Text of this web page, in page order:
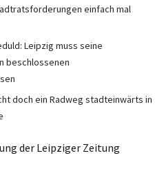
einfach mal
Leipzig muss seine
beschlossenen
doch ein Radweg stadteinwärts in
der Leipziger Zeitung